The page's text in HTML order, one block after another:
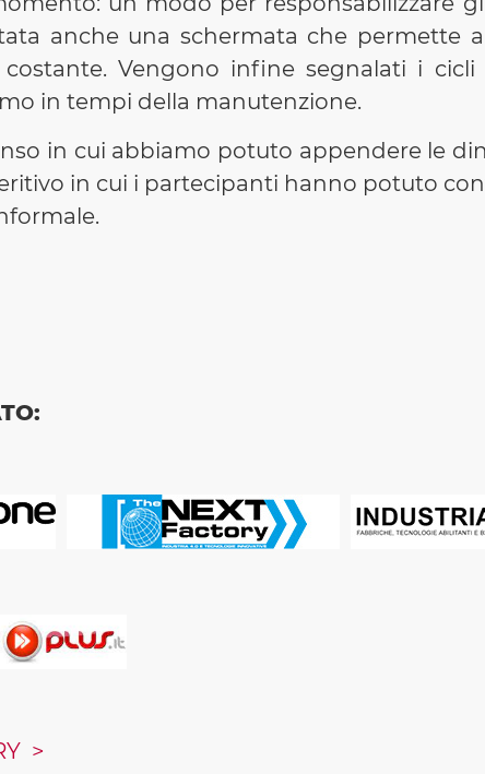
anche una schermata che permette
Vengono infine segnalati i
in tempi della manutenzione.
in cui abbiamo potuto appendere le
in cui i partecipanti hanno potuto
>